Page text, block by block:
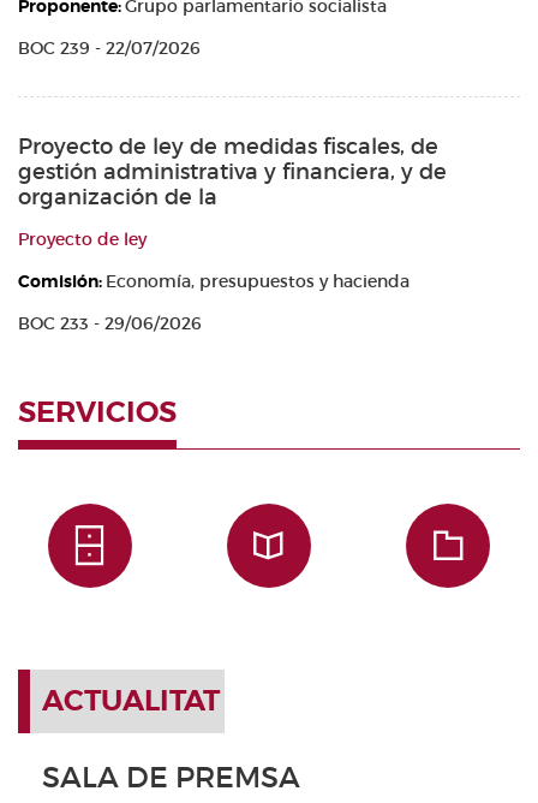
Proponente:Grupo parlamentario socialista
BOC 239 - 22/07/2026
Proyecto de ley de medidas fiscales, de
gestión administrativa y financiera, y de
organización de la
Proyecto de ley
Comisión: Economía, presupuestos y hacienda
BOC 233 - 29/06/2026
SERVICIOS
ACTUALITAT
SALA DE PREMSA